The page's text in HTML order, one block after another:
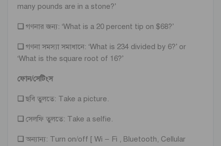
many pounds are in a stone?’
❏ গণনার জন্য: ‘What is a 20 percent tip on $68?’
❏ গণনা সমস্যা সমাধানে: ‘What is 234 divided by 6?’ or
‘What is the square root of 16?’
ফোন/সেটিংস
❏ছবি তুলতে: Take a picture.
❏ সেলফি তুলতে: Take a selfie.
❏ অন্যান্য: Turn on/off [ Wi – Fi , Bluetooth, Cellular